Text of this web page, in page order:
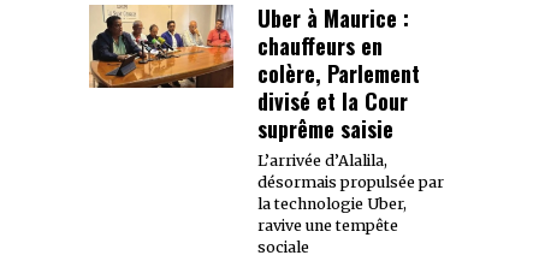
Uber à Maurice :
chauffeurs en
colère, Parlement
divisé et la Cour
suprême saisie
L’arrivée d’Alalila,
désormais propulsée par
la technologie Uber,
ravive une tempête
sociale